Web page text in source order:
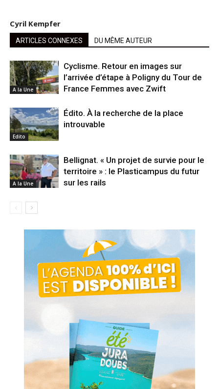
Cyril Kempfer
ARTICLES CONNEXES DU MÊME AUTEUR
A la Une
Cyclisme. Retour en images sur
l’arrivée d’étape à Poligny du Tour de
France Femmes avec Zwift
Edito
Édito. À la recherche de la place
introuvable
A la Une
Bellignat. « Un projet de survie pour le
territoire » : le Plasticampus du futur
sur les rails